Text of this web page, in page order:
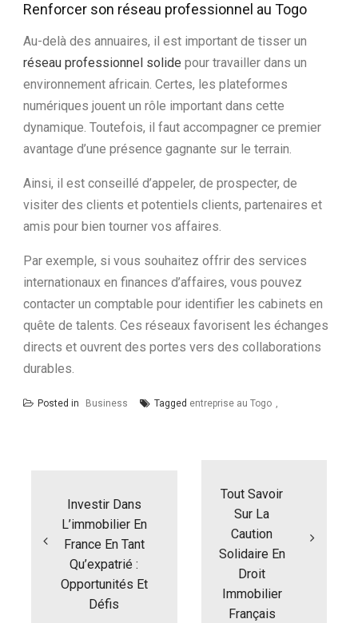
Renforcer son réseau professionnel au Togo
Au-delà des annuaires, il est important de tisser un
réseau professionnel solide pour travailler dans un
environnement africain. Certes, les plateformes
numériques jouent un rôle important dans cette
dynamique. Toutefois, il faut accompagner ce premier
avantage d’une présence gagnante sur le terrain.
Ainsi, il est conseillé d’appeler, de prospecter, de
visiter des clients et potentiels clients, partenaires et
amis pour bien tourner vos affaires.
Par exemple, si vous souhaitez offrir des services
internationaux en finances d’affaires, vous pouvez
contacter un comptable pour identifier les cabinets en
quête de talents. Ces réseaux favorisent les échanges
directs et ouvrent des portes vers des collaborations
durables.
Posted in Business Tagged entreprise au Togo
Investir Dans
L’immobilier En
France En Tant
Qu’expatrié :
Opportunités Et
Défis
Tout Savoir
Sur La
Caution
Solidaire En
Droit
Immobilier
Français